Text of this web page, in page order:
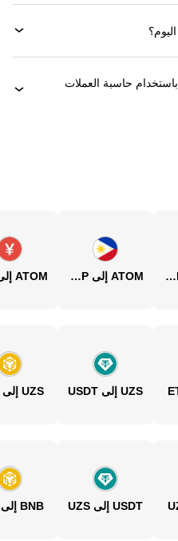
كيف يُمكنني تحويل ‏ATOMإلى ‏UZS باستخدام حاسبة العملات
ATOM إلى PKR ATOM إلى PHP
UZS إلى USDT UZS إلى BNB
USDT إلى UZS BNB إلى UZS